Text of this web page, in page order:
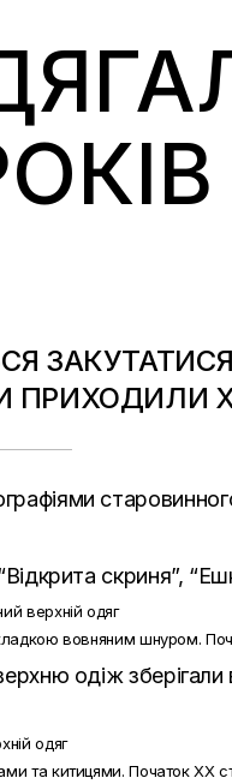
ПРИХОДИЛИ
скриня”,
вовняним шнуром.
одіж
та китицями. Початок ХХ